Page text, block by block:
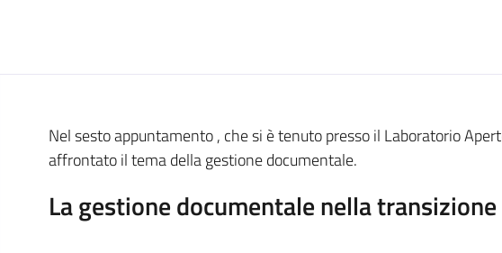
Introduzione
Nel sesto appuntamento , che si è tenuto presso il Laboratorio
affrontato il tema della gestione documentale.
La gestione documentale nella